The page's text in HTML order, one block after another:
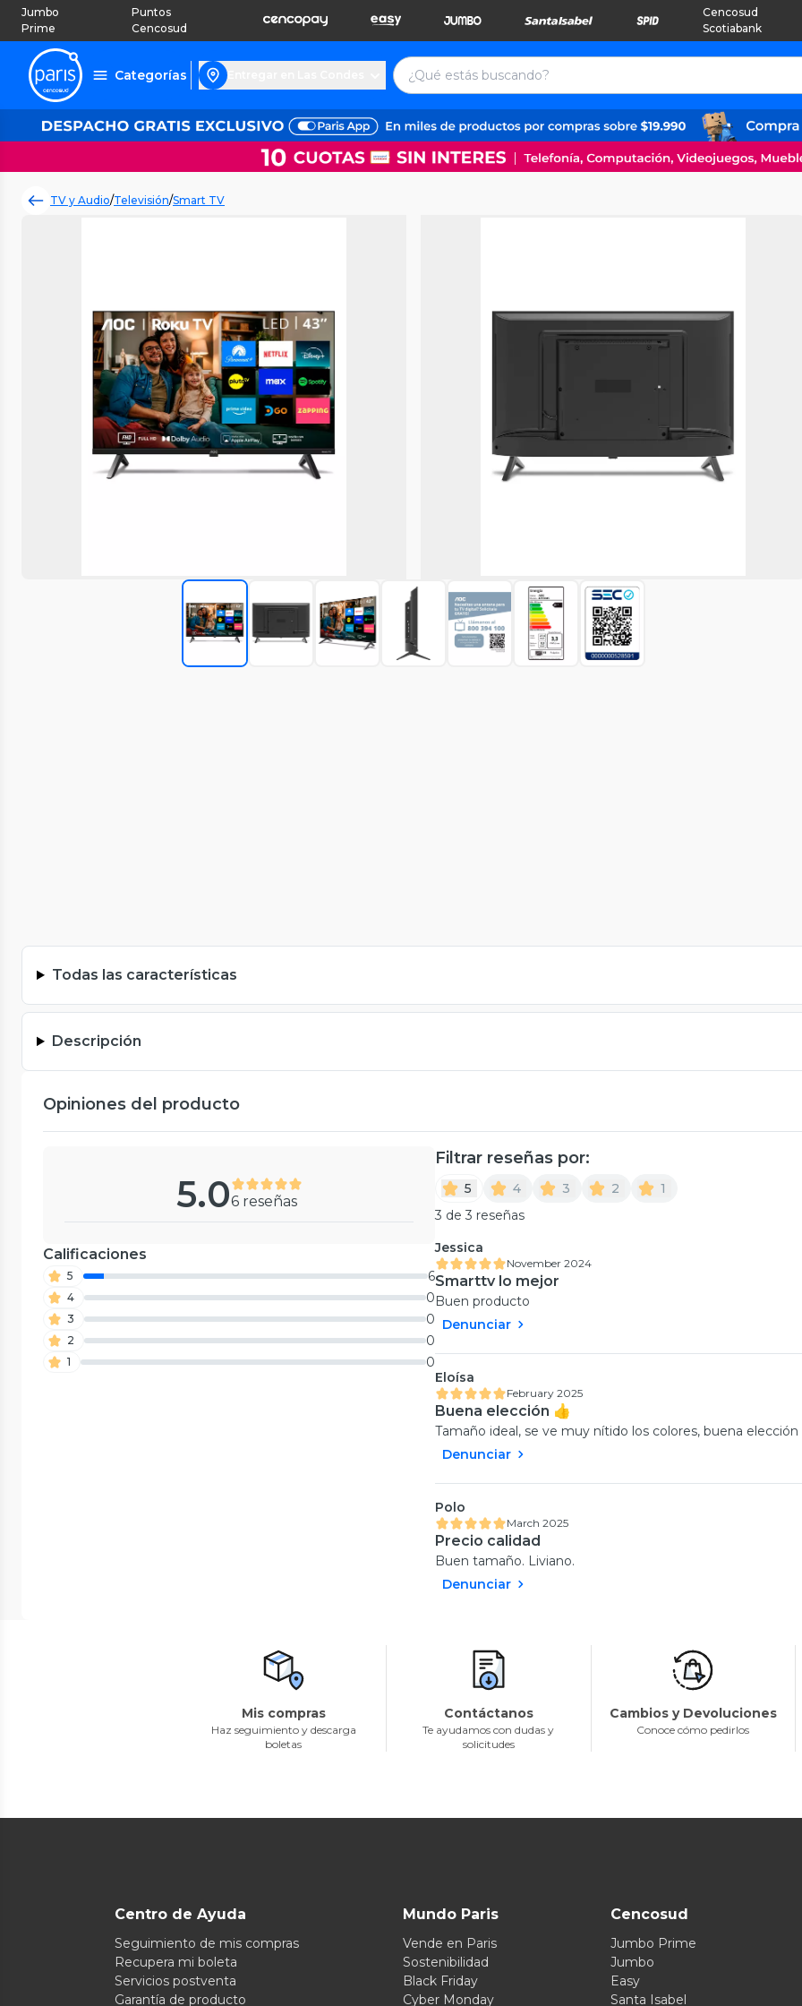
Jumbo
Prime
Puntos
Cencosud
Cencosud
Scotiabank
Categorías
TV y Audio/Televisión/Smart TV
Todas las características
Descripción
Opiniones del producto
5.06 reseñas
Calificaciones
5 6
4 0
3 0
2 0
1 0
Filtrar reseñas por:
5 4 3 2
1
3 de 3 reseñas
Jessica
November 2024
Smarttv lo mejor
Buen producto
Denunciar
Eloísa
February 2025
Buena elección 👍
Tamaño ideal, se ve muy nítido los colores, buena
Denunciar
Polo
March 2025
Precio calidad
Buen tamaño. Liviano.
Denunciar
Mis compras
Haz seguimiento y descarga
boletas
Contáctanos
Te ayudamos con dudas y
solicitudes
Cambios y Devoluciones
Conoce cómo pedirlos
Centro de Ayuda
Seguimiento de mis compras
Recupera mi boleta
Servicios postventa
Garantía de producto
Mundo Paris
Vende en Paris
Sostenibilidad
Black Friday
Cyber Monday
Cencosud
Jumbo Prime
Jumbo
Easy
Santa Isabel